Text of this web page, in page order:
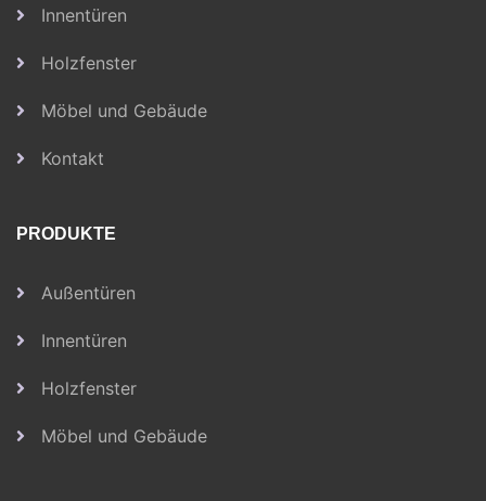
Innentüren
Holzfenster
Möbel und Gebäude
Kontakt
PRODUKTE
Außentüren
Innentüren
Holzfenster
Möbel und Gebäude